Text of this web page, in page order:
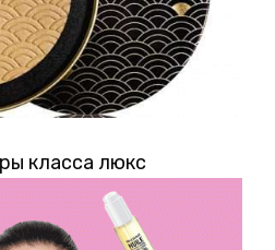
класса люкс